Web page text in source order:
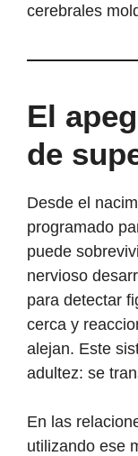
cerebrales
El
de
Desde el
programado
puede
nervioso
para detectar
cerca y
alejan. Este
adultez: se
En las
utilizando ese